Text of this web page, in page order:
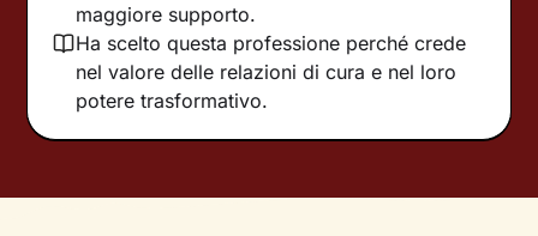
maggiore supporto.
Ha scelto questa professione perché crede
nel valore delle relazioni di cura e nel loro
potere trasformativo.